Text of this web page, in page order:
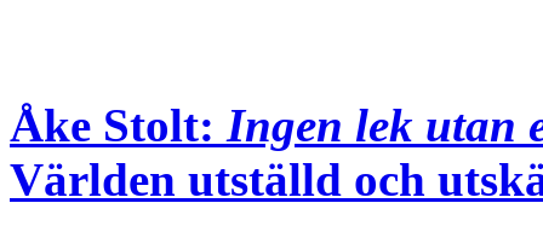
Åke Stolt: Ingen lek utan
Världen utställd och